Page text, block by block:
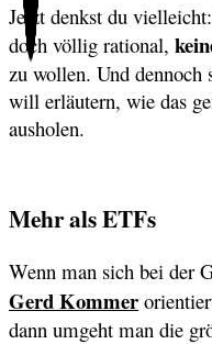
Jetzt denkst du
doch völlig rational, k
zu wollen. Und
will erläutern, wie das
ausholen.
Mehr als ETFs
Wenn man sich bei der
Gerd Kommer
dann umgeht man die